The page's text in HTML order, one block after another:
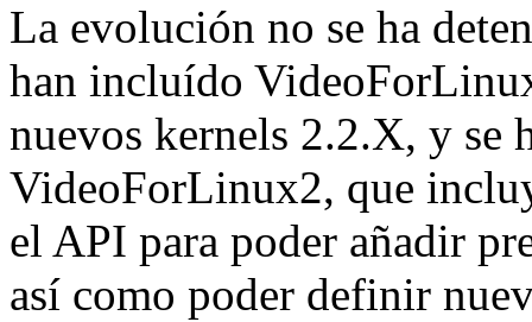
La evolución no se ha
han incluído
nuevos kernels 2.2.X, y se
VideoForLinux2, que
el API para poder añadir
así como poder definir